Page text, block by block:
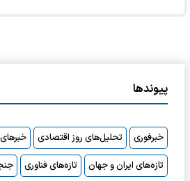
پیوندها
خبرفوری تحلیل‌های روز اقتصادی
تازه‌های ایران و جهان
تازه‌های فناوری